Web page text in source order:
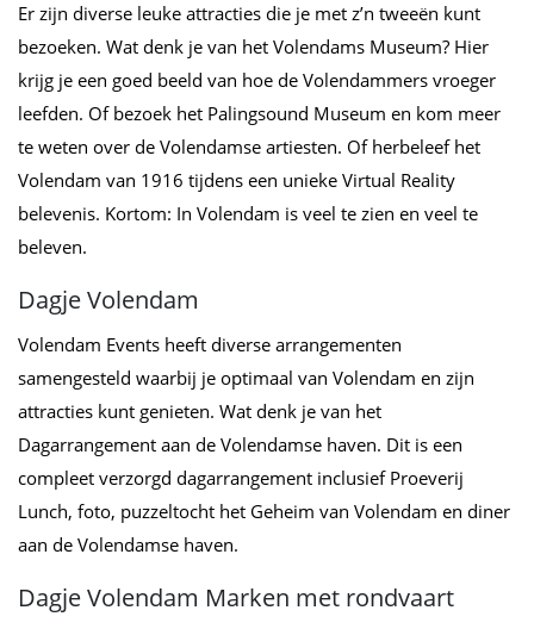
Er zijn diverse leuke attracties die je met z’n tweeën kunt
bezoeken. Wat denk je van het Volendams Museum? Hier
krijg je een goed beeld van hoe de Volendammers vroeger
leefden. Of bezoek het Palingsound Museum en kom meer
te weten over de Volendamse artiesten. Of herbeleef het
Volendam van 1916 tijdens een unieke Virtual Reality
belevenis. Kortom: In Volendam is veel te zien en veel te
beleven.
Dagje Volendam
Volendam Events heeft diverse arrangementen
samengesteld waarbij je optimaal van Volendam en zijn
attracties kunt genieten. Wat denk je van het
Dagarrangement aan de Volendamse haven. Dit is een
compleet verzorgd dagarrangement inclusief Proeverij
Lunch, foto, puzzeltocht het Geheim van Volendam en diner
aan de Volendamse haven.
Dagje Volendam Marken met rondvaart